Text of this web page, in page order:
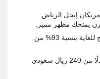
إيجل الرياض
يمنحك مظهر مميز.
متاح باللون الأسود بتصميم مريح للغاية بنسبة 93% من
متاح بسعر 144 ريال سعودي بدلًا من 240 ريال سعودي